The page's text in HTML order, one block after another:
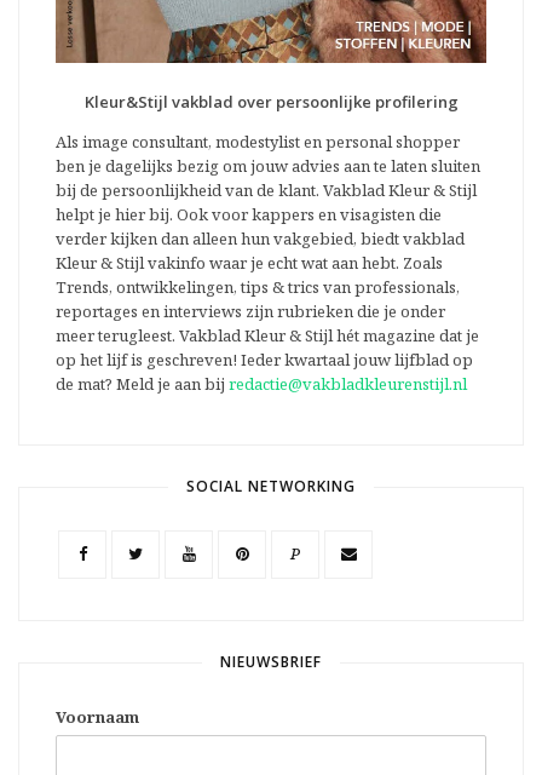
Kleur&Stijl vakblad over persoonlijke profilering
Als image consultant, modestylist en personal shopper
ben je dagelijks bezig om jouw advies aan te laten sluiten
bij de persoonlijkheid van de klant. Vakblad Kleur & Stijl
helpt je hier bij. Ook voor kappers en visagisten die
verder kijken dan alleen hun vakgebied, biedt vakblad
Kleur & Stijl vakinfo waar je echt wat aan hebt. Zoals
Trends, ontwikkelingen, tips & trics van professionals,
reportages en interviews zijn rubrieken die je onder
meer terugleest. Vakblad Kleur & Stijl hét magazine dat je
op het lijf is geschreven! Ieder kwartaal jouw lijfblad op
de mat? Meld je aan bij redactie@vakbladkleurenstijl.nl
SOCIAL NETWORKING
P
NIEUWSBRIEF
Voornaam